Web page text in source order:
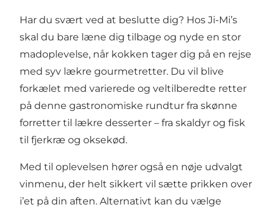
Har du svært ved at beslutte dig? Hos Ji-Mi’s
skal du bare læne dig tilbage og nyde en stor
madoplevelse, når kokken tager dig på en rejse
med syv lækre gourmetretter. Du vil blive
forkælet med varierede og veltilberedte retter
på denne gastronomiske rundtur fra skønne
forretter til lækre desserter – fra skaldyr og fisk
til fjerkræ og oksekød.
Med til oplevelsen hører også en nøje udvalgt
vinmenu, der helt sikkert vil sætte prikken over
i’et på din aften. Alternativt kan du vælge